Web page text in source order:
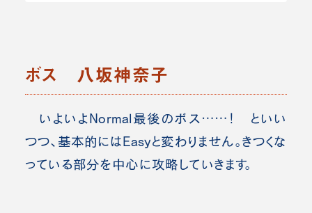
ボス 八坂神奈子
いよいよNormal最後のボス……！ といい
つつ、基本的にはEasyと変わりません。きつくな
っている部分を中心に攻略していきます。